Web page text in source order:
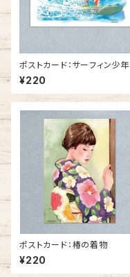
ポストカード：サーフィン少年
¥220
ポストカード：椿の着物
¥220